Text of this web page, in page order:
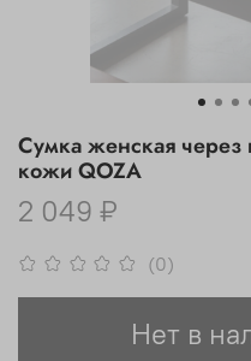
(0)
Сумка женская через
кожи QOZA
2 049 ₽
Нет в